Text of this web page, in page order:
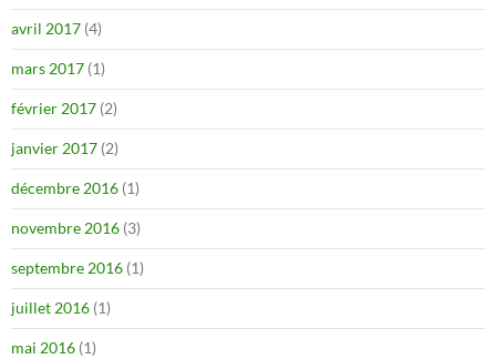
avril 2017 (4)
mars 2017 (1)
février 2017 (2)
janvier 2017 (2)
décembre 2016 (1)
novembre 2016 (3)
septembre 2016 (1)
juillet 2016 (1)
mai 2016 (1)